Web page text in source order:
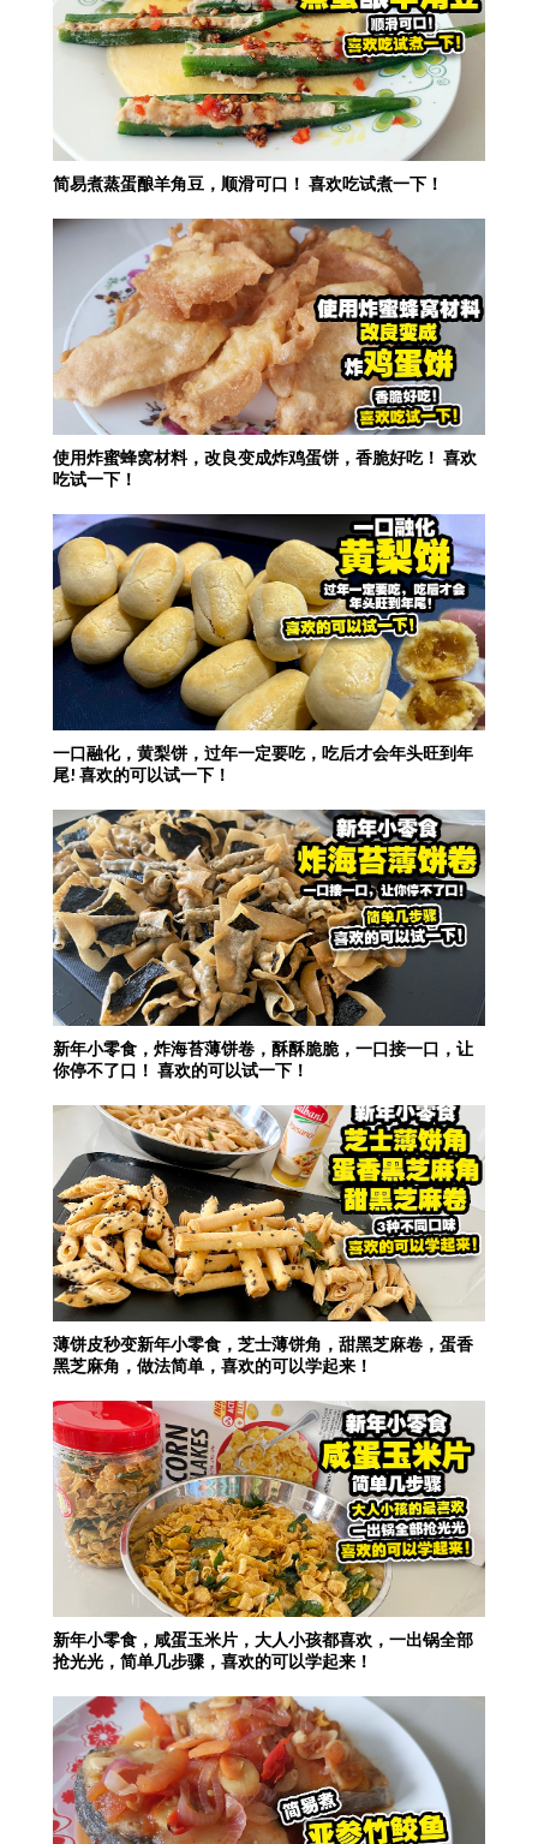
简易煮蒸蛋酿羊角豆，顺滑可口！ 喜欢吃试煮一下！
使用炸蜜蜂窝材料，改良变成炸鸡蛋饼，香脆好吃！ 喜欢
吃试一下！
一口融化，黄梨饼，过年一定要吃，吃后才会年头旺到年
尾! 喜欢的可以试一下！
新年小零食，炸海苔薄饼卷，酥酥脆脆，一口接一口，让
你停不了口！ 喜欢的可以试一下！
薄饼皮秒变新年小零食，芝士薄饼角，甜黑芝麻卷，蛋香
黑芝麻角，做法简单，喜欢的可以学起来！
新年小零食，咸蛋玉米片，大人小孩都喜欢，一出锅全部
抢光光，简单几步骤，喜欢的可以学起来！